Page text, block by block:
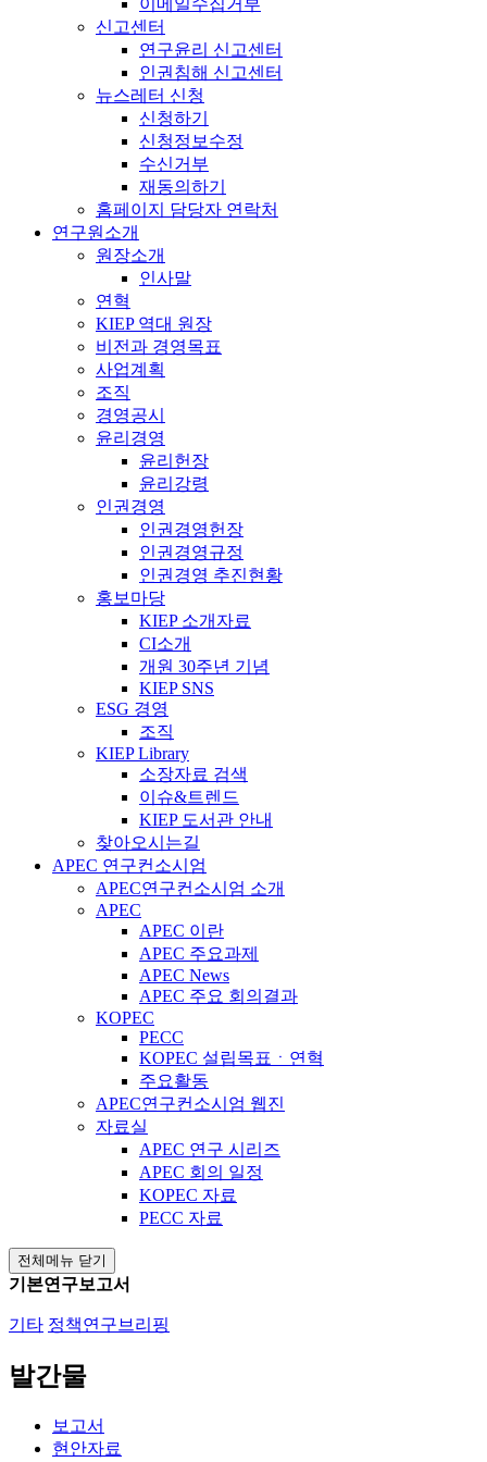
신고센터
연구윤리 신고센터
인권침해 신고센터
뉴스레터 신청
신청하기
신청정보수정
수신거부
재동의하기
홈페이지 담당자 연락처
연구원소개
원장소개
인사말
연혁
KIEP 역대 원장
비전과 경영목표
사업계획
조직
경영공시
윤리경영
윤리헌장
윤리강령
인권경영
인권경영헌장
인권경영규정
인권경영 추진현황
홍보마당
KIEP 소개자료
CI소개
개원 30주년 기념
KIEP SNS
ESG 경영
조직
KIEP Library
소장자료 검색
이슈&트렌드
KIEP 도서관 안내
찾아오시는길
APEC 연구컨소시엄
APEC연구컨소시엄 소개
APEC
APEC 이란
APEC 주요과제
APEC News
APEC 주요 회의결과
KOPEC
PECC
KOPEC 설립목표ㆍ연혁
주요활동
APEC연구컨소시엄 웹진
자료실
APEC 연구 시리즈
APEC 회의 일정
KOPEC 자료
PECC 자료
전체메뉴 닫기
기본연구보고서
기타 정책연구브리핑
발간물
보고서
현안자료